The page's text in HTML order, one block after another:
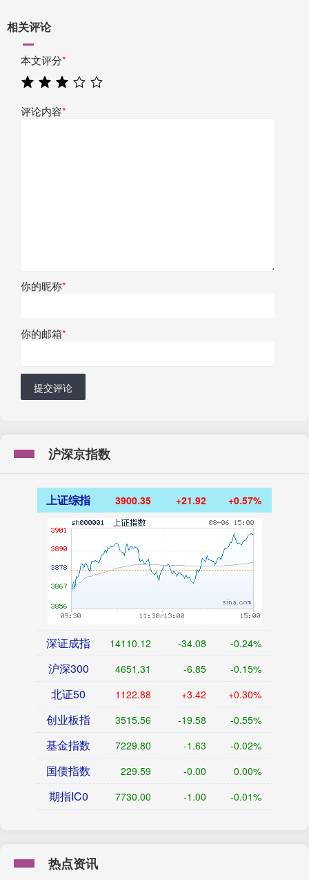
相关评论
本文评分*
评论内容*
你的昵称*
你的邮箱*
提交评论
沪深京指数
上证综指 3900.35 +21.92 +0.57%
深证成指 14110.12 -34.08 -0.24%
沪深300 4651.31 -6.85 -0.15%
北证50 1122.88 +3.42 +0.30%
创业板指 3515.56 -19.58 -0.55%
基金指数 7229.80 -1.63 -0.02%
国债指数 229.59 -0.00 0.00%
期指IC0 7730.00 -1.00 -0.01%
热点资讯